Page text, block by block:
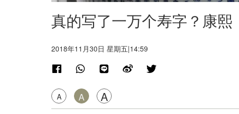
真的写了一万个寿字？康
2018年11月30日 星期五|14:59
A A A